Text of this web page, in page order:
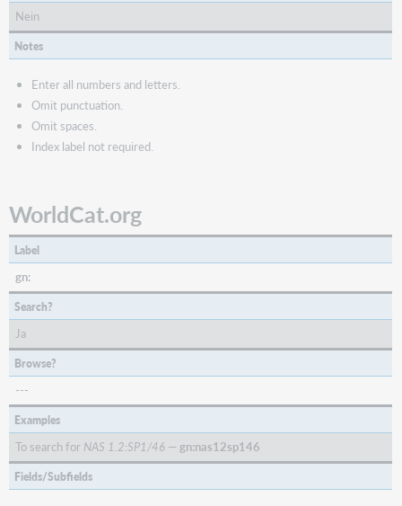
Nein
Notes
Enter all numbers and letters.
Omit punctuation.
Omit spaces.
Index label not required.
WorldCat.org
Label
gn:
Search?
Ja
Browse?
---
Examples
To search for NAS 1.2:SP1/46 — gn:nas12sp146
Fields/Subfields